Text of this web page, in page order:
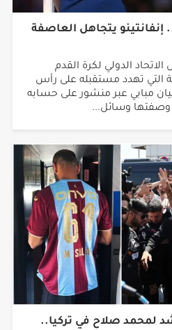
يتجاهل العاصفة
الدولي لكرة القدم
التي تهدد مستقبله على رأس
مبابي عبر منشور على حسابه
وصفتها وسائل...
لمحمد صلاح في تركيا..